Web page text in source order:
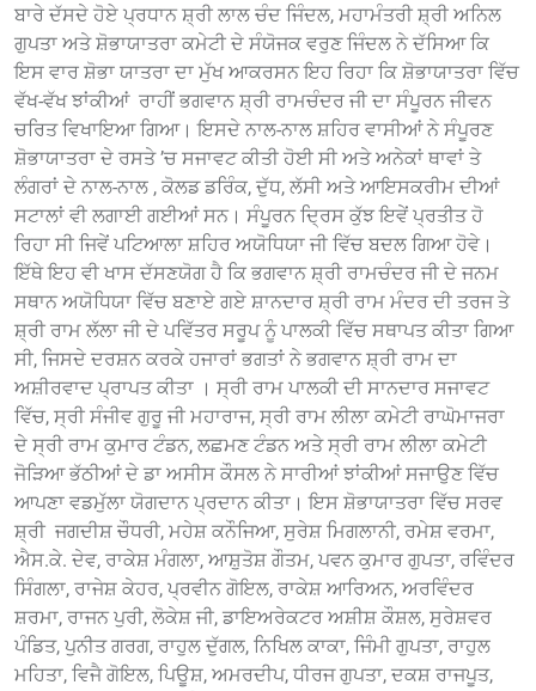
ਬਾਰੇ ਦੱਸਦੇ ਹੋਏ ਪ੍ਰਧਾਨ ਸ਼੍ਰੀ ਲਾਲ ਚੰਦ ਜਿੰਦਲ, ਮਹਾਮੰਤਰੀ ਸ਼੍ਰੀ ਅਨਿਲ
ਗੁਪਤਾ ਅਤੇ ਸ਼ੋਭਾਯਾਤਰਾ ਕਮੇਟੀ ਦੇ ਸੰਯੋਜਕ ਵਰੁਣ ਜਿੰਦਲ ਨੇ ਦੱਸਿਆ ਕਿ
ਇਸ ਵਾਰ ਸ਼ੋਭਾ ਯਾਤਰਾ ਦਾ ਮੁੱਖ ਆਕਰਸਨ ਇਹ ਰਿਹਾ ਕਿ ਸ਼ੋਭਾਯਾਤਰਾ ਵਿੱਚ
ਵੱਖ-ਵੱਖ ਝਾਂਕੀਆਂ ਰਾਹੀਂ ਭਗਵਾਨ ਸ਼੍ਰੀ ਰਾਮਚੰਦਰ ਜੀ ਦਾ ਸੰਪੂਰਨ ਜੀਵਨ
ਚਰਿਤ ਵਿਖਾਇਆ ਗਿਆ। ਇਸਦੇ ਨਾਲ-ਨਾਲ ਸ਼ਹਿਰ ਵਾਸੀਆਂ ਨੇ ਸੰਪੂਰਣ
ਸ਼ੋਭਾਯਾਤਰਾ ਦੇ ਰਸਤੇ ’ਚ ਸਜਾਵਟ ਕੀਤੀ ਹੋਈ ਸੀ ਅਤੇ ਅਨੇਕਾਂ ਥਾਵਾਂ ਤੇ
ਲੰਗਰਾਂ ਦੇ ਨਾਲ-ਨਾਲ , ਕੋਲਡ ਡਰਿੰਕ, ਦੁੱਧ, ਲੱਸੀ ਅਤੇ ਆਇਸਕਰੀਮ ਦੀਆਂ
ਸਟਾਲਾਂ ਵੀ ਲਗਾਈ ਗਈਆਂ ਸਨ। ਸੰਪੂਰਨ ਦਿ੍ਰਸ ਕੁੱਝ ਇਵੇਂ ਪ੍ਰਤੀਤ ਹੋ
ਰਿਹਾ ਸੀ ਜਿਵੇਂ ਪਟਿਆਲਾ ਸ਼ਹਿਰ ਅਯੋਧਿਯਾ ਜੀ ਵਿੱਚ ਬਦਲ ਗਿਆ ਹੋਵੇ।
ਇੱਥੇ ਇਹ ਵੀ ਖਾਸ ਦੱਸਣਯੋਗ ਹੈ ਕਿ ਭਗਵਾਨ ਸ਼੍ਰੀ ਰਾਮਚੰਦਰ ਜੀ ਦੇ ਜਨਮ
ਸਥਾਨ ਅਯੋਧਿਯਾ ਵਿੱਚ ਬਣਾਏ ਗਏ ਸ਼ਾਨਦਾਰ ਸ਼੍ਰੀ ਰਾਮ ਮੰਦਰ ਦੀ ਤਰਜ ਤੇ
ਸ਼੍ਰੀ ਰਾਮ ਲੱਲਾ ਜੀ ਦੇ ਪਵਿੱਤਰ ਸਰੂਪ ਨੂੰ ਪਾਲਕੀ ਵਿੱਚ ਸਥਾਪਤ ਕੀਤਾ ਗਿਆ
ਸੀ, ਜਿਸਦੇ ਦਰਸ਼ਨ ਕਰਕੇ ਹਜਾਰਾਂ ਭਗਤਾਂ ਨੇ ਭਗਵਾਨ ਸ਼੍ਰੀ ਰਾਮ ਦਾ
ਅਸ਼ੀਰਵਾਦ ਪ੍ਰਾਪਤ ਕੀਤਾ । ਸ੍ਰੀ ਰਾਮ ਪਾਲਕੀ ਦੀ ਸਾਨਦਾਰ ਸਜਾਵਟ
ਵਿੱਚ, ਸ੍ਰੀ ਸੰਜੀਵ ਗੁਰੂ ਜੀ ਮਹਾਰਾਜ, ਸ੍ਰੀ ਰਾਮ ਲੀਲਾ ਕਮੇਟੀ ਰਾਘੋਮਾਜਰਾ
ਦੇ ਸ੍ਰੀ ਰਾਮ ਕੁਮਾਰ ਟੰਡਨ, ਲਛਮਣ ਟੰਡਨ ਅਤੇ ਸ੍ਰੀ ਰਾਮ ਲੀਲਾ ਕਮੇਟੀ
ਜੋੜਿਆ ਭੱਠੀਆਂ ਦੇ ਡਾ ਅਸੀਸ ਕੌਸਲ ਨੇ ਸਾਰੀਆਂ ਝਾਂਕੀਆਂ ਸਜਾਉਣ ਵਿੱਚ
ਆਪਣਾ ਵਡਮੁੱਲਾ ਯੋਗਦਾਨ ਪ੍ਰਦਾਨ ਕੀਤਾ। ਇਸ ਸ਼ੋਭਾਯਾਤਰਾ ਵਿੱਚ ਸਰਵ
ਸ਼੍ਰੀ ਜਗਦੀਸ਼ ਚੌਧਰੀ, ਮਹੇਸ਼ ਕਨੌਜਿਆ, ਸੁਰੇਸ਼ ਮਿਗਲਾਨੀ, ਰਮੇਸ਼ ਵਰਮਾ,
ਐਸ.ਕੇ. ਦੇਵ, ਰਾਕੇਸ਼ ਮੰਗਲਾ, ਆਸ਼ੁਤੋਸ਼ ਗੌਤਮ, ਪਵਨ ਕੁਮਾਰ ਗੁਪਤਾ, ਰਵਿੰਦਰ
ਸਿੰਗਲਾ, ਰਾਜੇਸ਼ ਕੇਹਰ, ਪ੍ਰਵੀਨ ਗੋਇਲ, ਰਾਕੇਸ਼ ਆਰਿਅਨ, ਅਰਵਿੰਦਰ
ਸ਼ਰਮਾ, ਰਾਜਨ ਪੁਰੀ, ਲੋਕੇਸ਼ ਜੀ, ਡਾਇਅਰੇਕਟਰ ਅਸ਼ੀਸ਼ ਕੌਸ਼ਲ, ਸੁਰੇਸ਼ਵਰ
ਪੰਡਿਤ, ਪੁਨੀਤ ਗਰਗ, ਰਾਹੁਲ ਦੁੱਗਲ, ਨਿਖਿਲ ਕਾਕਾ, ਜਿੰਮੀ ਗੁਪਤਾ, ਰਾਹੁਲ
ਮਹਿਤਾ, ਵਿਜੈ ਗੋਇਲ, ਪਿਊਸ਼, ਅਮਰਦੀਪ, ਧੀਰਜ ਗੁਪਤਾ, ਦਕਸ਼ ਰਾਜਪੂਤ,